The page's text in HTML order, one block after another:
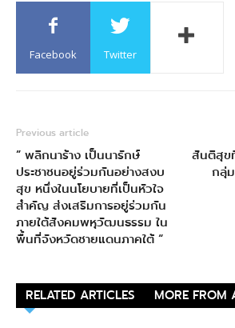
Facebook Twitter
Previous article
” พลิกนาร้าง เป็นนารักษ์
ประชาชนอยู่ร่วมกันอย่างสงบ
สุข หนึ่งในนโยบายที่เป็นหัวใจ
สำคัญ ส่งเสริมการอยู่ร่วมกัน
ภายใต้สังคมพหุวัฒนธรรม ใน
พื้นที่จังหวัดชายแดนภาคใต้ “
สันติสุข
กลุ่
RELATED ARTICLES MORE FROM